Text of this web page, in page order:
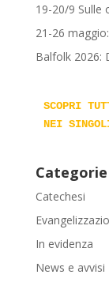
19-20/9 Sulle
21-26
Balfolk 2026:
SCOPRI
NEI
Categorie
Catechesi
In evidenza
News e avvisi